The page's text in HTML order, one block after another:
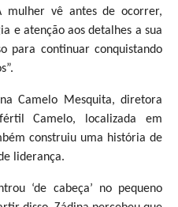
mulher vê antes de ocorrer,
e atenção aos detalhes a sua
para continuar conquistando
Camelo Mesquita, diretora
Camelo, localizada em
construiu uma história de
liderança.
‘de cabeça’ no pequeno